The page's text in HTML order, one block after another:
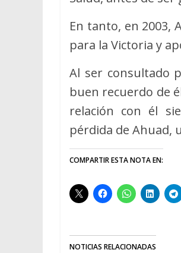
En tanto, en 2003,
para la Victoria y
Al ser consultado
buen recuerdo de
relación con él
pérdida de Ahuad,
COMPARTIR ESTA NOTA EN:
NOTICIAS RELACIONADAS